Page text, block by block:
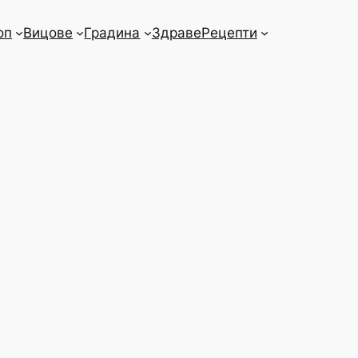
Вицове Градина ЗдравеРецепти